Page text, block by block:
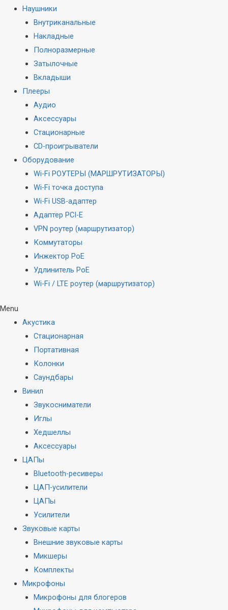
Наушники
Внутриканальные
Накладные
Полноразмерные
Затылочные
Вкладыши
Плееры
Аудио
Аксессуары
Стационарные
CD-проигрыватели
Оборудование
Wi-Fi РОУТЕРЫ (МАРШРУТИЗАТОРЫ)
Wi-Fi точка доступа
Wi-Fi USB-адаптер
Адаптер PCI-E
VPN роутер (маршрутизатор)
Коммутаторы
Инжектор PoE
Удлинитель PoE
Wi-Fi / LTE роутер (маршрутизатор)
Menu
Акустика
Стационарная
Портативная
Колонки
Саундбары
Винил
Звукосниматели
Иглы
Хедшеллы
Аксессуары
ЦАПы
Bluetooth-ресиверы
ЦАП-усилители
ЦАПы
Усилители
Звуковые карты
Внешние звуковые карты
Микшеры
Комплекты
Микрофоны
Микрофоны для блогеров